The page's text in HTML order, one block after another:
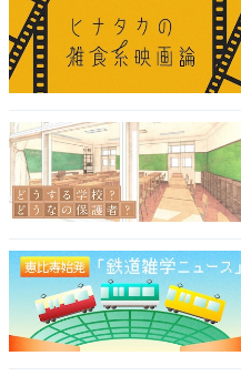
いものや重要なことに関
いものは黄色、青と使い